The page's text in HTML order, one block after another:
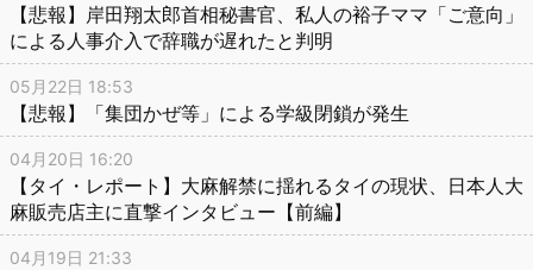
【悲報】岸田翔太郎首相秘書官、私人の裕子ママ「ご意向」
による人事介入で辞職が遅れたと判明
05月22日 18:53
【悲報】「集団かぜ等」による学級閉鎖が発生
04月20日 16:20
【タイ・レポート】大麻解禁に揺れるタイの現状、日本人大
麻販売店主に直撃インタビュー【前編】
04月19日 21:33